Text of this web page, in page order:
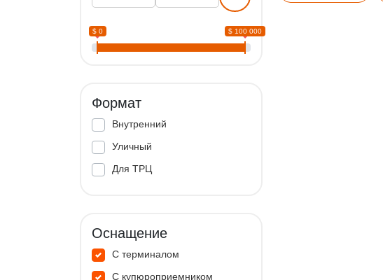
$ 0 $ 100 000
Формат
Внутренний
Уличный
Для ТРЦ
Оснащение
С терминалом
С купюроприемником